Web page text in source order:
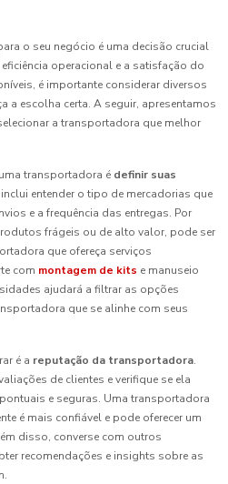
o seu negócio é uma decisão crucial
operacional e a satisfação do
é importante considerar diversos
a escolha certa. A seguir, apresentamos
a transportadora que melhor
transportadora é definir suas
entender o tipo de mercadorias que
e a frequência das entregas. Por
frágeis ou de alto valor, pode ser
que ofereça serviços
com montagem de kits e manuseio
ajudará a filtrar as opções
que se alinhe com seus
é a reputação da transportadora.
de clientes e verifique se ela
e seguras. Uma transportadora
é mais confiável e pode oferecer um
disso, converse com outros
recomendações e insights sobre as